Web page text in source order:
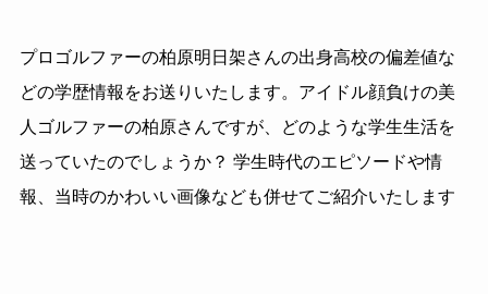
プロゴルファーの柏原明日架さんの出身高校の偏差値な
どの学歴情報をお送りいたします。アイドル顔負けの美
人ゴルファーの柏原さんですが、どのような学生生活を
送っていたのでしょうか？ 学生時代のエピソードや情
報、当時のかわいい画像なども併せてご紹介いたします